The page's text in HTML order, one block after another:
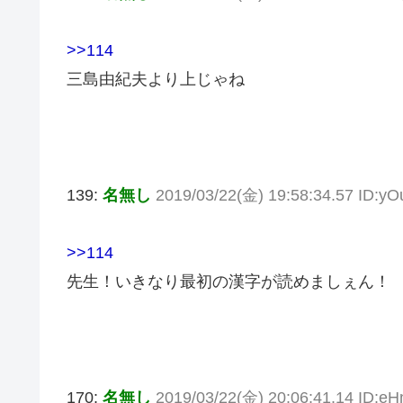
>>114
三島由紀夫より上じゃね
139: 名無し 2019/03/22(金) 19:58:34.57
>>114
先生！いきなり最初の漢字が読めましぇん！
170: 名無し 2019/03/22(金) 20:06:41.14